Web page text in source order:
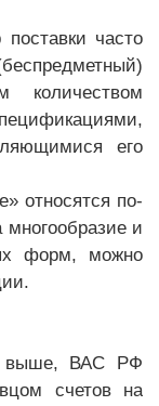
часто
количеством
его
относятся по-
и
форм, можно
выше, ВАС РФ
счетов на